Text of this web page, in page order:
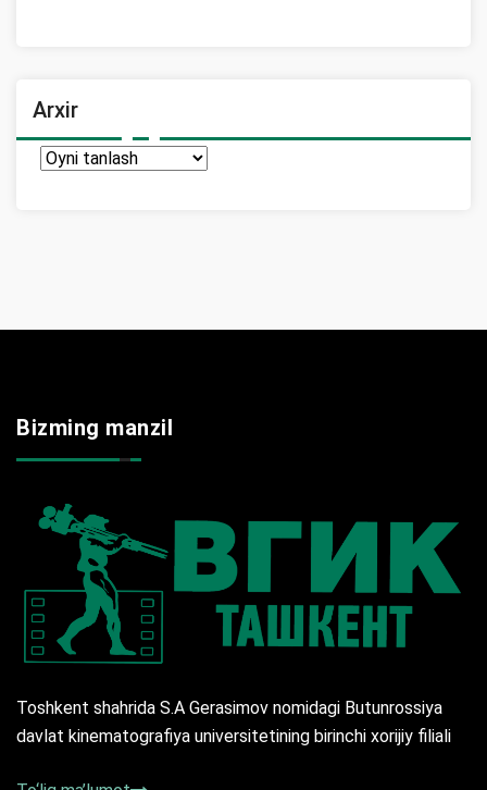
Arxir
Arxir
Bizming manzil
Toshkent shahrida S.A Gerasimov nomidagi Butunrossiya
davlat kinematografiya universitetining birinchi xorijiy filiali